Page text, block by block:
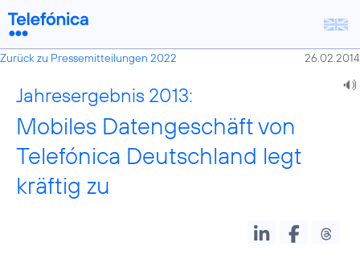
Zurück zu Pressemitteilungen 2022 26.02.2014
Jahresergebnis 2013:
Mobiles Datengeschäft von
Telefónica Deutschland legt
kräftig zu